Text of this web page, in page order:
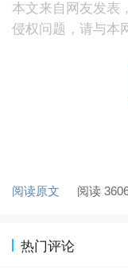
本文来自网友发表
侵权问题，请与本
阅读原文 阅读
热门评论